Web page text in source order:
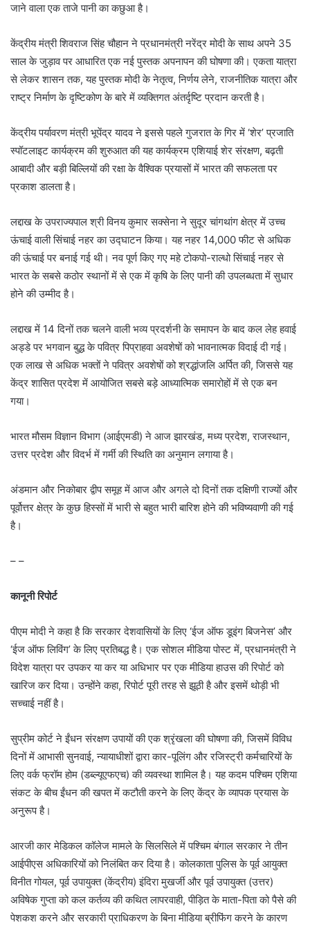
जाने वाला एक ताजे पानी का कछुआ है।
केंद्रीय मंत्री शिवराज सिंह चौहान ने प्रधानमंत्री नरेंद्र मोदी के साथ अपने 35
साल के जुड़ाव पर आधारित एक नई पुस्तक अपनापन की घोषणा की। एकता यात्रा
से लेकर शासन तक, यह पुस्तक मोदी के नेतृत्व, निर्णय लेने, राजनीतिक यात्रा और
राष्ट्र निर्माण के दृष्टिकोण के बारे में व्यक्तिगत अंतर्दृष्टि प्रदान करती है।
केंद्रीय पर्यावरण मंत्री भूपेंद्र यादव ने इससे पहले गुजरात के गिर में ‘शेर’ प्रजाति
स्पॉटलाइट कार्यक्रम की शुरुआत की यह कार्यक्रम एशियाई शेर संरक्षण, बढ़ती
आबादी और बड़ी बिल्लियों की रक्षा के वैश्विक प्रयासों में भारत की सफलता पर
प्रकाश डालता है।
लद्दाख के उपराज्यपाल श्री विनय कुमार सक्सेना ने सुदूर चांगथांग क्षेत्र में उच्च
ऊंचाई वाली सिंचाई नहर का उद्घाटन किया। यह नहर 14,000 फीट से अधिक
की ऊंचाई पर बनाई गई थी। नव पूर्ण किए गए महे टोकपो-राल्धो सिंचाई नहर से
भारत के सबसे कठोर स्थानों में से एक में कृषि के लिए पानी की उपलब्धता में सुधार
होने की उम्मीद है।
लद्दाख में 14 दिनों तक चलने वाली भव्य प्रदर्शनी के समापन के बाद कल लेह हवाई
अड्डे पर भगवान बुद्ध के पवित्र पिप्राहवा अवशेषों को भावनात्मक विदाई दी गई।
एक लाख से अधिक भक्तों ने पवित्र अवशेषों को श्रद्धांजलि अर्पित की, जिससे यह
केंद्र शासित प्रदेश में आयोजित सबसे बड़े आध्यात्मिक समारोहों में से एक बन
गया।
भारत मौसम विज्ञान विभाग (आईएमडी) ने आज झारखंड, मध्य प्रदेश, राजस्थान,
उत्तर प्रदेश और विदर्भ में गर्मी की स्थिति का अनुमान लगाया है।
अंडमान और निकोबार द्वीप समूह में आज और अगले दो दिनों तक दक्षिणी राज्यों और
पूर्वोत्तर क्षेत्र के कुछ हिस्सों में भारी से बहुत भारी बारिश होने की भविष्यवाणी की गई
है।
– –
कानूनी रिपोर्ट
पीएम मोदी ने कहा है कि सरकार देशवासियों के लिए ‘ईज ऑफ डूइंग बिजनेस’ और
‘ईज ऑफ लिविंग’ के लिए प्रतिबद्ध है। एक सोशल मीडिया पोस्ट में, प्रधानमंत्री ने
विदेश यात्रा पर उपकर या कर या अधिभार पर एक मीडिया हाउस की रिपोर्ट को
खारिज कर दिया। उन्होंने कहा, रिपोर्ट पूरी तरह से झूठी है और इसमें थोड़ी भी
सच्चाई नहीं है।
सुप्रीम कोर्ट ने ईंधन संरक्षण उपायों की एक श्रृंखला की घोषणा की, जिसमें विविध
दिनों में आभासी सुनवाई, न्यायाधीशों द्वारा कार-पूलिंग और रजिस्ट्री कर्मचारियों के
लिए वर्क फ्रॉम होम (डब्ल्यूएफएच) की व्यवस्था शामिल है। यह कदम पश्चिम एशिया
संकट के बीच ईंधन की खपत में कटौती करने के लिए केंद्र के व्यापक प्रयास के
अनुरूप है।
आरजी कार मेडिकल कॉलेज मामले के सिलसिले में पश्चिम बंगाल सरकार ने तीन
आईपीएस अधिकारियों को निलंबित कर दिया है। कोलकाता पुलिस के पूर्व आयुक्त
विनीत गोयल, पूर्व उपायुक्त (केंद्रीय) इंदिरा मुखर्जी और पूर्व उपायुक्त (उत्तर)
अविषेक गुप्ता को कल कर्तव्य की कथित लापरवाही, पीड़ित के माता-पिता को पैसे की
पेशकश करने और सरकारी प्राधिकरण के बिना मीडिया ब्रीफिंग करने के कारण